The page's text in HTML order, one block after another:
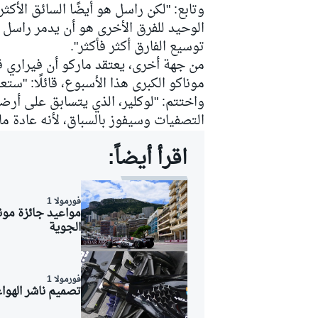
وتابع: "لكن راسل هو أيضًا السائق
الوحيد للفرق الأخرى هو أن يدمر
توسيع الفارق أكثر فأكثر".
من جهة أخرى، يعتقد ماركو أن
موناكو الكبرى هذا الأسبوع، قائلًا:
واختتم: "لوكلير، الذي يتسابق على
التصفيات وسيفوز بالسباق، لأنه
اقرأ أيضاً:
فورمولا 1
الجوية
فورمولا 1
تصميم ناشر